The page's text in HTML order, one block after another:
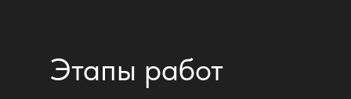
Этапы работ